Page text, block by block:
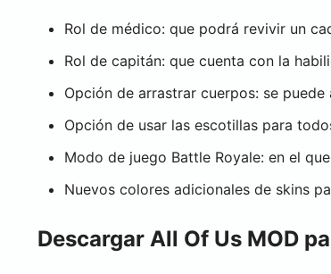
Rol de médico: que podrá revivir un
Rol de capitán: que cuenta con la
Opción de arrastrar cuerpos: se
Opción de usar las escotillas para
Modo de juego Battle Royale: en el
Nuevos colores adicionales de skins
Descargar All Of Us MOD